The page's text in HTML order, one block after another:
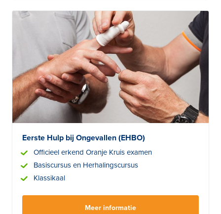
Eerste Hulp bij Ongevallen (EHBO)
Officieel erkend Oranje Kruis examen
Basiscursus en Herhalingscursus
Klassikaal
Meer informatie